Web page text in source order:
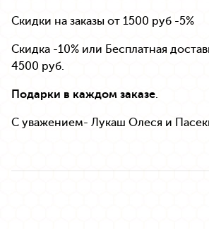
Скидки на заказы от 1500 руб -5%
Скидка -10% или Бесплатная
4500 руб.
Подарки в каждом заказе.
С уважением- Лукаш Олеся и